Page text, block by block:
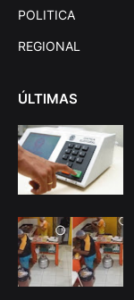
POLITICA
REGIONAL
ÚLTIMAS